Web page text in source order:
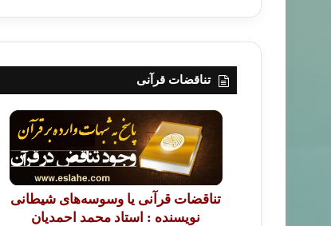
تناقضات قرآنی
تناقضات قرآنی یا وسوسه‌های شیطانی
نویسنده : استاد محمد احمدیان